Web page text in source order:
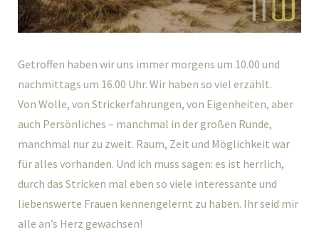
Getroffen haben wir uns immer morgens um 10.00 und
nachmittags um 16.00 Uhr. Wir haben so viel erzählt.
Von Wolle, von Strickerfahrungen, von Eigenheiten, aber
auch Persönliches – manchmal in der großen Runde,
manchmal nur zu zweit. Raum, Zeit und Möglichkeit war
für alles vorhanden. Und ich muss sagen: es ist herrlich,
durch das Stricken mal eben so viele interessante und
liebenswerte Frauen kennengelernt zu haben. Ihr seid mir
alle an’s Herz gewachsen!